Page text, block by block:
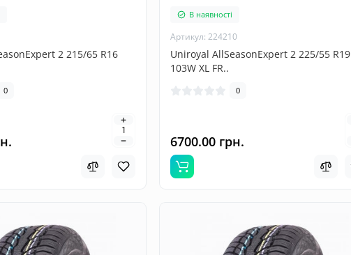
2 215/65 R16
0
В наявності
Артикул: 224210
Uniroyal AllSeasonExpert 2 225/55 R19
103W XL FR..
0
6700.00 грн.